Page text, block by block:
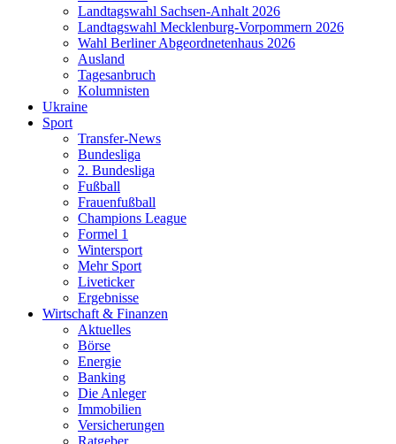
Landtagswahl Sachsen-Anhalt 2026
Landtagswahl Mecklenburg-Vorpommern 2026
Wahl Berliner Abgeordnetenhaus 2026
Ausland
Tagesanbruch
Kolumnisten
Ukraine
Sport
Transfer-News
Bundesliga
2. Bundesliga
Fußball
Frauenfußball
Champions League
Formel 1
Wintersport
Mehr Sport
Liveticker
Ergebnisse
Wirtschaft & Finanzen
Aktuelles
Börse
Energie
Banking
Die Anleger
Immobilien
Versicherungen
Ratgeber